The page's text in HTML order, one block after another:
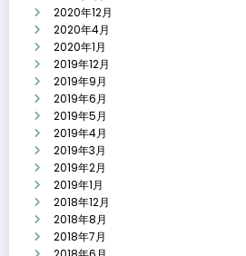
2020年12月
2020年4月
2020年1月
2019年12月
2019年9月
2019年6月
2019年5月
2019年4月
2019年3月
2019年2月
2019年1月
2018年12月
2018年8月
2018年7月